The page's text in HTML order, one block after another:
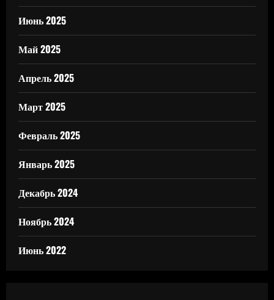
Июнь 2025
Май 2025
Апрель 2025
Март 2025
Февраль 2025
Январь 2025
Декабрь 2024
Ноябрь 2024
Июнь 2022